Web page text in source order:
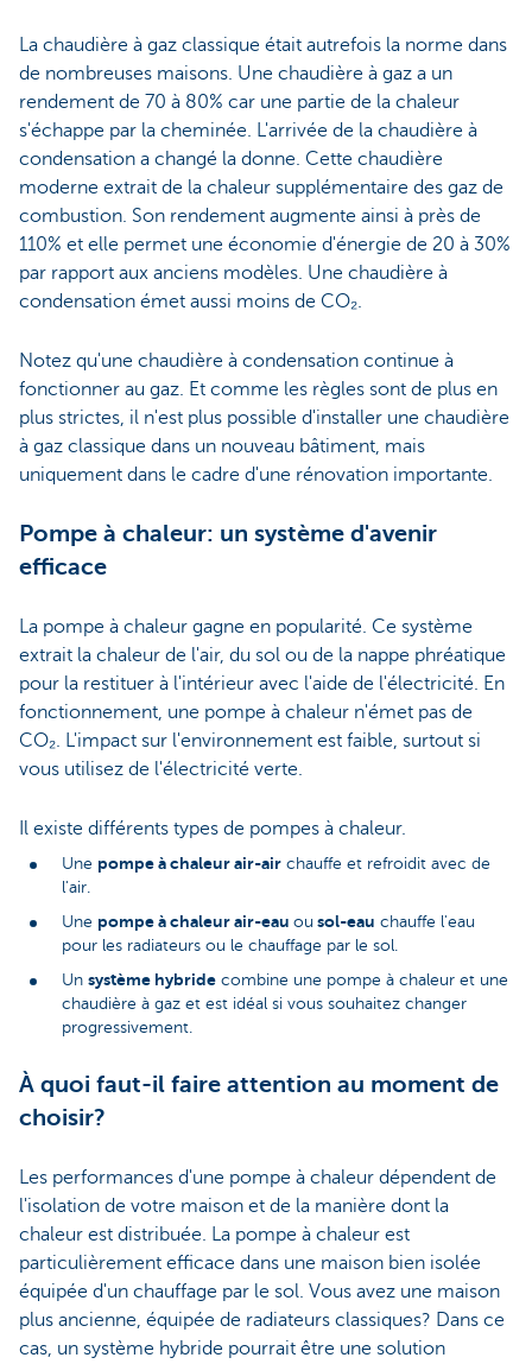
La chaudière à gaz classique était autrefois la norme dans
de nombreuses maisons. Une chaudière à gaz a un
rendement de 70 à 80% car une partie de la chaleur
s'échappe par la cheminée. L'arrivée de la chaudière à
condensation a changé la donne. Cette chaudière
moderne extrait de la chaleur supplémentaire des gaz de
combustion. Son rendement augmente ainsi à près de
110% et elle permet une économie d'énergie de 20 à 30%
par rapport aux anciens modèles. Une chaudière à
condensation émet aussi moins de CO₂.
Notez qu'une chaudière à condensation continue à
fonctionner au gaz. Et comme les règles sont de plus en
plus strictes, il n'est plus possible d'installer une chaudière
à gaz classique dans un nouveau bâtiment, mais
uniquement dans le cadre d'une rénovation importante.
Pompe à chaleur: un système d'avenir
efficace
La pompe à chaleur gagne en popularité. Ce système
extrait la chaleur de l'air, du sol ou de la nappe phréatique
pour la restituer à l'intérieur avec l'aide de l'électricité. En
fonctionnement, une pompe à chaleur n'émet pas de
CO₂. L'impact sur l'environnement est faible, surtout si
vous utilisez de l'électricité verte.
Il existe différents types de pompes à chaleur.
Une pompe à chaleur air-air chauffe et refroidit avec de
l'air.
Une pompe à chaleur air-eau ou sol-eau chauffe l'eau
pour les radiateurs ou le chauffage par le sol.
Un système hybride combine une pompe à chaleur et une
chaudière à gaz et est idéal si vous souhaitez changer
progressivement.
À quoi faut-il faire attention au moment de
choisir?
Les performances d'une pompe à chaleur dépendent de
l'isolation de votre maison et de la manière dont la
chaleur est distribuée. La pompe à chaleur est
particulièrement efficace dans une maison bien isolée
équipée d'un chauffage par le sol. Vous avez une maison
plus ancienne, équipée de radiateurs classiques? Dans ce
cas, un système hybride pourrait être une solution